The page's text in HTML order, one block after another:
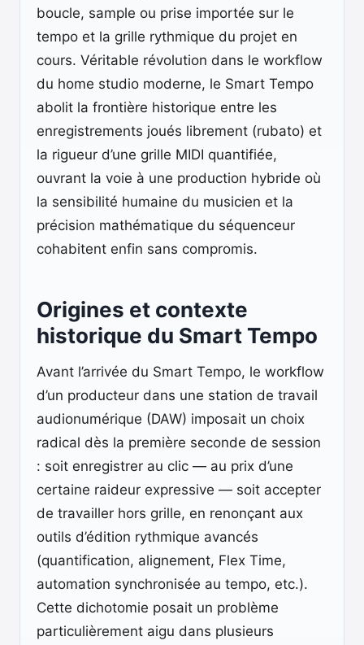
boucle, sample ou prise importée sur le
tempo et la grille rythmique du projet en
cours. Véritable révolution dans le workflow
du home studio moderne, le Smart Tempo
abolit la frontière historique entre les
enregistrements joués librement (rubato) et
la rigueur d’une grille MIDI quantifiée,
ouvrant la voie à une production hybride où
la sensibilité humaine du musicien et la
précision mathématique du séquenceur
cohabitent enfin sans compromis.
Origines et contexte
historique du Smart Tempo
Avant l’arrivée du Smart Tempo, le workflow
d’un producteur dans une station de travail
audionumérique (DAW) imposait un choix
radical dès la première seconde de session
: soit enregistrer au clic — au prix d’une
certaine raideur expressive — soit accepter
de travailler hors grille, en renonçant aux
outils d’édition rythmique avancés
(quantification, alignement, Flex Time,
automation synchronisée au tempo, etc.).
Cette dichotomie posait un problème
particulièrement aigu dans plusieurs